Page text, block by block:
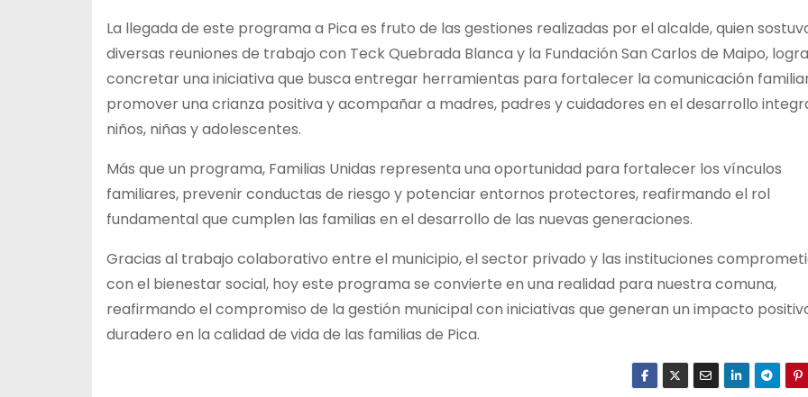
La llegada de este programa a Pica es fruto de las gestiones realizadas por el alcalde, quien
diversas reuniones de trabajo con Teck Quebrada Blanca y la Fundación San Carlos de Maipo,
concretar una iniciativa que busca entregar herramientas para fortalecer la comunicación
promover una crianza positiva y acompañar a madres, padres y cuidadores en el desarrollo
niños, niñas y adolescentes.
Más que un programa, Familias Unidas representa una oportunidad para fortalecer los vínculos
familiares, prevenir conductas de riesgo y potenciar entornos protectores, reafirmando el rol
fundamental que cumplen las familias en el desarrollo de las nuevas generaciones.
Gracias al trabajo colaborativo entre el municipio, el sector privado y las instituciones
con el bienestar social, hoy este programa se convierte en una realidad para nuestra comuna,
reafirmando el compromiso de la gestión municipal con iniciativas que generan un impacto
duradero en la calidad de vida de las familias de Pica.